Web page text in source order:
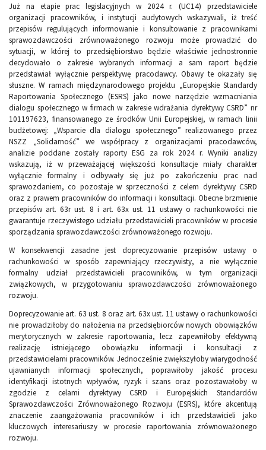
Już na etapie prac legislacyjnych w 2024 r. (UC14) przedstawiciele
organizacji pracowników, i instytucji audytowych wskazywali, iż treść
przepisów regulujących informowanie i konsultowanie z pracownikami
sprawozdawczości zrównoważonego rozwoju może prowadzić do
sytuacji, w której to przedsiębiorstwo będzie właściwie jednostronnie
decydowało o zakresie wybranych informacji a sam raport będzie
przedstawiał wyłącznie perspektywę pracodawcy. Obawy te okazały się
słuszne. W ramach międzynarodowego projektu „Europejskie Standardy
Raportowania Społecznego (ESRS) jako nowe narzędzie wzmacniania
dialogu społecznego w firmach w zakresie wdrażania dyrektywy CSRD” nr
101197623, finansowanego ze środków Unii Europejskiej, w ramach linii
budżetowej: „Wsparcie dla dialogu społecznego” realizowanego przez
NSZZ „Solidarność” we współpracy z organizacjami pracodawców,
analizie poddane zostały raporty ESG za rok 2024 r. Wyniki analizy
wskazują, iż w przeważającej większości konsultacje miały charakter
wyłącznie formalny i odbywały się już po zakończeniu prac nad
sprawozdaniem, co pozostaje w sprzeczności z celem dyrektywy CSRD
oraz z prawem pracowników do informacji i konsultacji. Obecne brzmienie
przepisów art. 63r ust. 8 i art. 63x ust. 11 ustawy o rachunkowości nie
gwarantuje rzeczywistego udziału przedstawicieli pracowników w procesie
sporządzania sprawozdawczości zrównoważonego rozwoju.
W konsekwencji zasadne jest doprecyzowanie przepisów ustawy o
rachunkowości w sposób zapewniający rzeczywisty, a nie wyłącznie
formalny udział przedstawicieli pracowników, w tym organizacji
związkowych, w przygotowaniu sprawozdawczości zrównoważonego
rozwoju.
Doprecyzowanie art. 63 ust. 8 oraz art. 63x ust. 11 ustawy o rachunkowości
nie prowadziłoby do nałożenia na przedsiębiorców nowych obowiązków
merytorycznych w zakresie raportowania, lecz zapewniłoby efektywną
realizację istniejącego obowiązku informacji i konsultacji z
przedstawicielami pracowników. Jednocześnie zwiększyłoby wiarygodność
ujawnianych informacji społecznych, poprawiłoby jakość procesu
identyfikacji istotnych wpływów, ryzyk i szans oraz pozostawałoby w
zgodzie z celami dyrektywy CSRD i Europejskich Standardów
Sprawozdawczości Zrównoważonego Rozwoju (ESRS), które akcentują
znaczenie zaangażowania pracowników i ich przedstawicieli jako
kluczowych interesariuszy w procesie raportowania zrównoważonego
rozwoju.